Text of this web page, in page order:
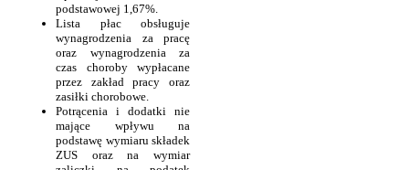
podstawowej 1,67%.
Lista płac obsługuje
wynagrodzenia za pracę
oraz wynagrodzenia za
czas choroby wypłacane
przez zakład pracy oraz
zasiłki chorobowe.
Potrącenia i dodatki nie
mające wpływu na
podstawę wymiaru składek
ZUS oraz na wymiar